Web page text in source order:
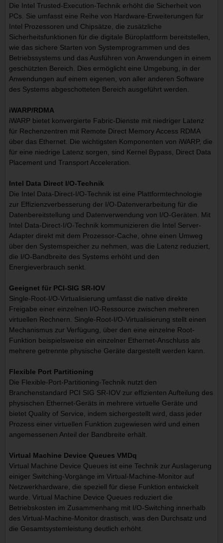
Die Intel Trusted-Execution-Technik erhöht die Sicherheit von
PCs. Sie umfasst eine Reihe von Hardware-Erweiterungen für
Intel Prozessoren und Chipsätze, die zusätzliche
Sicherheitsfunktionen für die digitale Büroplattform bereitstellen,
wie das sichere Starten von Systemprogrammen und des
Betriebssystems und das Ausführen von Anwendungen in einem
geschützten Bereich. Dies ermöglicht eine Umgebung, in der
Anwendungen auf einem eigenen, von aller anderen Software
des Systems abgeschotteten Bereich ausgeführt werden.
iWARP/RDMA
iWARP bietet konvergierte Fabric-Dienste mit niedriger Latenz
für Rechenzentren mit Remote Direct Memory Access RDMA
über das Ethernet. Die wichtigsten Komponenten von iWARP, die
für eine niedrige Latenz sorgen, sind Kernel Bypass, Direct Data
Placement und Transport Acceleration.
Intel Data Direct I/O-Technik
Die Intel Data-Direct-I/O-Technik ist eine Plattformtechnologie
zur Effizienzverbesserung der I/O-Datenverarbeitung für die
Datenbereitstellung und Datenverwendung von I/O-Geräten. Mit
Intel Data-Direct-I/O-Technik kommunizieren die Intel Server-
Adapter direkt mit dem Prozessor-Cache, ohne einen Umweg
über den Systemspeicher zu nehmen, was die Latenz reduziert,
die I/O-Bandbreite des Systems erhöht und den
Energieverbrauch senkt.
Geeignet für PCI-SIG SR-IOV
Single-Root-I/O-Virtualisierung umfasst die native direkte
Freigabe einer einzelnen I/O-Ressource zwischen mehreren
virtuellen Rechnern. Single-Root-I/O-Virtualisierung stellt einen
Mechanismus zur Verfügung, über den eine einzelne Root-
Funktion beispielsweise ein einzelner Ethernet-Anschluss als
mehrere getrennte physische Geräte dargestellt werden kann.
Flexible Port Partitioning
Die Flexible-Port-Partitioning-Technik nutzt den
Branchenstandard PCI SIG SR-IOV zur effizienten Aufteilung des
physischen Ethernet-Geräts in mehrere virtuelle Geräte und
bietet Quality of Service, indem sichergestellt wird, dass jeder
Prozess einer virtuellen Funktion zugewiesen wird und einen
angemessenen Anteil der Bandbreite erhält.
Virtual Machine Device Queues VMDq
Virtual Machine Device Queues ist eine Technik zur Auslagerung
einiger Switching-Vorgänge im Virtual-Machine-Monitor auf
Netzwerkhardware, die speziell für diese Funktion entwickelt
wurde. Virtual Machine Device Queues reduziert die
Betriebskosten im Zusammenhang mit I/O-Switching innerhalb
des Virtual-Machine-Monitor drastisch, was den Durchsatz und
die Gesamtsystemleistung deutlich erhöht.